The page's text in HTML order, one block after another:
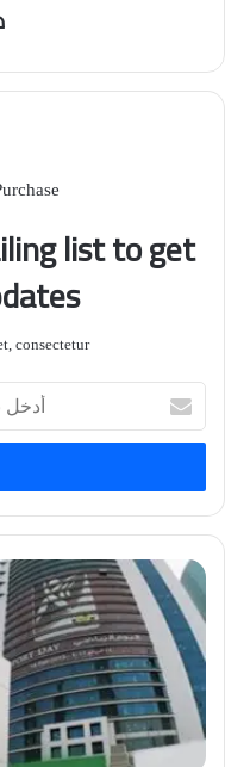
list to get
consectetur.
بريدك
الإلكتروني